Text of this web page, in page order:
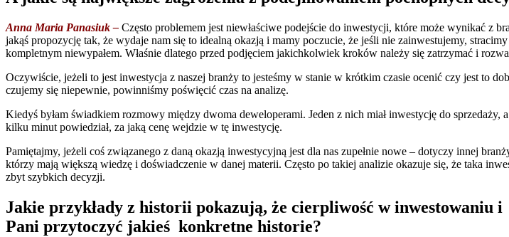
Anna Maria Panasiuk – Często problemem jest niewłaściwe podejście do inwestycji, które może wynikać z
jakąś propozycję tak, że wydaje nam się to idealną okazją i mamy poczucie, że jeśli nie zainwestujemy,
kompletnym niewypałem. Właśnie dlatego przed podjęciem jakichkolwiek kroków należy się zatrzymać i
Oczywiście, jeżeli to jest inwestycja z naszej branży to jesteśmy w stanie w krótkim czasie ocenić czy jest to
czujemy się niepewnie, powinniśmy poświęcić czas na analizę.
Kiedyś byłam świadkiem rozmowy między dwoma deweloperami. Jeden z nich miał inwestycję do
kilku minut powiedział, za jaką cenę wejdzie w tę inwestycję.
Pamiętajmy, jeżeli coś związanego z daną okazją inwestycyjną jest dla nas zupełnie nowe – dotyczy innej
którzy mają większą wiedzę i doświadczenie w danej materii. Często po takiej analizie okazuje się, że taka
zbyt szybkich decyzji.
Jakie przykłady z historii pokazują, że cierpliwość w inwestowaniu
Pani przytoczyć jakieś konkretne historie?